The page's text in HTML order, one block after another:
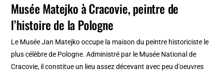
:
Places
emblématiques
Musée Matejko à Cracovie, peintre de
l’histoire de la Pologne
Le Musée Jan Matejko occupe la maison du peintre historiciste le
plus célèbre de Pologne. Administré par le Musée National de
Cracovie, il constitue un lieu assez décevant avec peu d'oeuvres